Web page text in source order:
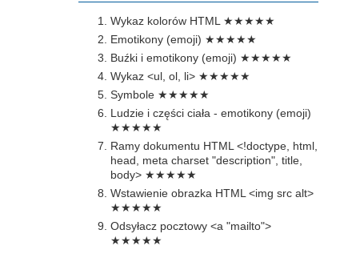
Wykaz kolorów HTML ★★★★★
Emotikony (emoji) ★★★★★
Buźki i emotikony (emoji) ★★★★★
Wykaz <ul, ol, li> ★★★★★
Symbole ★★★★★
Ludzie i części ciała - emotikony (emoji)
★★★★★
Ramy dokumentu HTML <!doctype, html,
head, meta charset "description", title,
body> ★★★★★
Wstawienie obrazka HTML <img src alt>
★★★★★
Odsyłacz pocztowy <a "mailto">
★★★★★